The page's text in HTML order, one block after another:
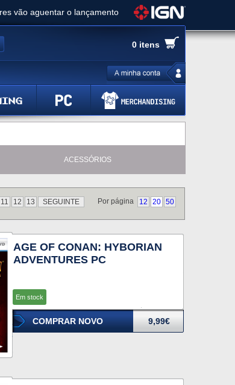
vão aguentar o lançamento
e vai receber novo conteúdo
Ghost of Yotei - Análise
Delta: Snake Eater - Análise
livestream para o Fallout Day
0 itens
ACESSÓRIOS
Por página 12 20 50
11 12 13 SEGUINTE
AGE OF CONAN: HYBORIAN
ADVENTURES PC
Em stock
COMPRAR NOVO 9,99€